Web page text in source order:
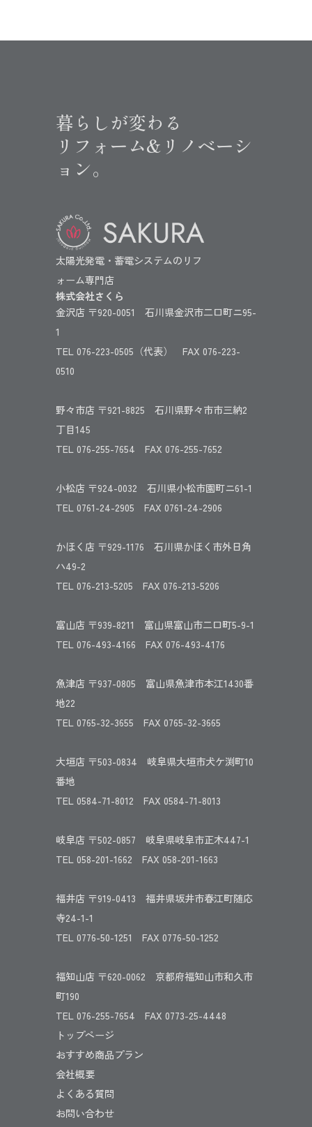
暮らしが変わる
リフォーム&リノベーシ
ョン。
太陽光発電・蓄電システムのリフ
ォーム専門店
株式会社さくら
金沢店 〒920-0051 石川県金沢市二口町ニ95-
1
TEL 076-223-0505（代表） FAX 076-223-
0510
野々市店 〒921-8825 石川県野々市市三納2
丁目145
TEL 076-255-7654 FAX 076-255-7652
小松店 〒924-0032 石川県小松市園町ニ61-1
TEL 0761-24-2905 FAX 0761-24-2906
かほく店 〒929-1176 石川県かほく市外日角
ハ49-2
TEL 076-213-5205 FAX 076-213-5206
富山店 〒939-8211 富山県富山市二口町5-9-1
TEL 076-493-4166 FAX 076-493-4176
魚津店 〒937-0805 富山県魚津市本江1430番
地22
TEL 0765-32-3655 FAX 0765-32-3665
大垣店 〒503-0834 岐阜県大垣市犬ケ渕町10
番地
TEL 0584-71-8012 FAX 0584-71-8013
岐阜店 〒502-0857 岐阜県岐阜市正木447-1
TEL 058-201-1662 FAX 058-201-1663
福井店 〒919-0413 福井県坂井市春江町随応
寺24-1-1
TEL 0776-50-1251 FAX 0776-50-1252
福知山店 〒620-0062 京都府福知山市和久市
町190
TEL 076-255-7654 FAX 0773-25-4448
トップページ
おすすめ商品プラン
会社概要
よくある質問
お問い合わせ